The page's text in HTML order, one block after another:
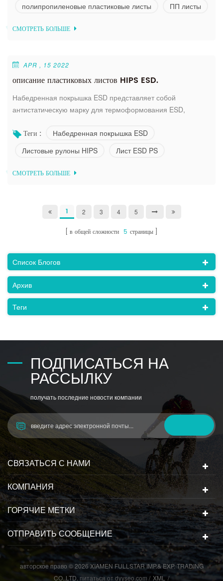
которых нет ни в одном другом термопластическом
материале,. . мы являемся производителями
полипропиленовые пластиковые листы
ПП листы
СМОТРЕТЬ БОЛЬШЕ
APR , 15 2022
описание пластиковых листов HIPS ESD.
Набедренная покрышка ESD представляет собой
антистатическую марку для термоформования ESD,
используется для высокопроизводительных электронных
рассеивание статического электричества от 1000 вольт до
100 вольт сохраняется в пределах 0.2 секунды и -2
Теги :
Набедренная покрышка ESD
Листовые рулоны HIPS
Лист ESD PS
СМОТРЕТЬ БОЛЬШЕ
1 2 3 4 5
в общей сложности 5 страницы
Список Блогов
Архив
Теги
ПОДПИСАТЬСЯ НА
РАССЫЛКУ
получать последние новости компании
СВЯЗАТЬСЯ С НАМИ
КОМПАНИЯ
ГОРЯЧИЕ МЕТКИ
ОТПРАВИТЬ СООБЩЕНИЕ
авторское право © 2026 XIAMEN FULLSTAR IMP.& EXP. TRADING
CO.,LTD. питаться от dyyseo.com / XML /